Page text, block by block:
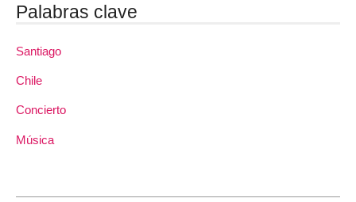
Palabras clave
Santiago
Chile
Concierto
Música